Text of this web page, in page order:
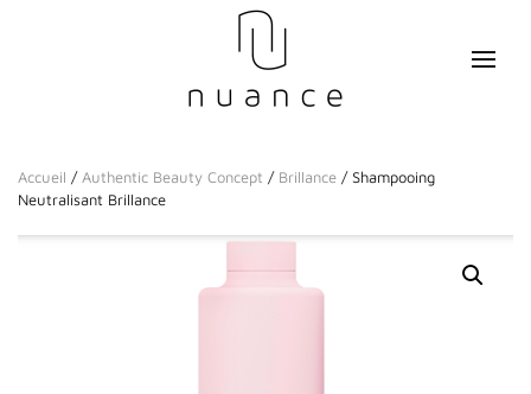
Accueil / Authentic Beauty Concept / Brillance / Shampooing
Neutralisant Brillance